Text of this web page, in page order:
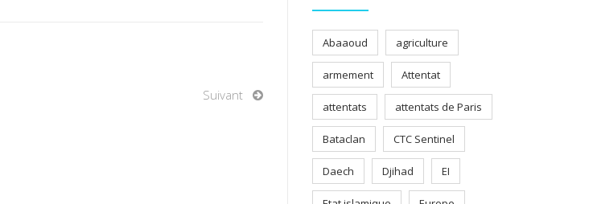
Suivant
Abaaoud agriculture
armement Attentat
attentats attentats de Paris
Bataclan CTC Sentinel
Daech Djihad EI